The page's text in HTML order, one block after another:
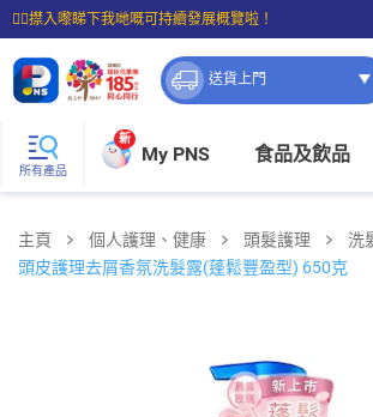
☝🏼㩒入嚟睇下我哋嘅可持續發展概覽啦！
⭐購物滿$399即享免費送貨；滿$100即可免費店取。
送貨上門
所有產品
新
My PNS 食品及飲品
主頁 個人護理、健康 頭髮護理 洗
頭皮護理去屑香氛洗髮露(蓬鬆豐盈型) 650克